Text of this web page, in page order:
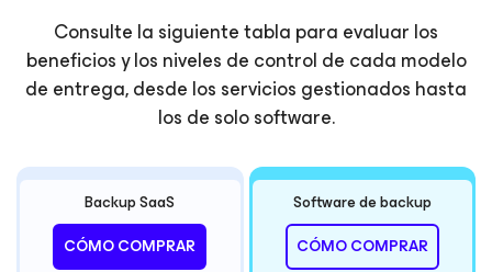
Consulte la siguiente tabla para evaluar los
beneficios y los niveles de control de cada modelo
de entrega, desde los servicios gestionados hasta
los de solo software.
Backup SaaS
Software de backup
CÓMO COMPRAR
CÓMO COMPRAR